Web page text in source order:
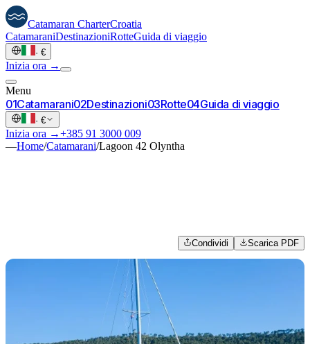
Catamaran CharterCroatia
CatamaraniDestinazioniRotteGuida di viaggio
· €
Inizia ora →
Menu
01Catamarani02Destinazioni03Rotte04Guida di viaggio
· €
Inizia ora →+385 91 3000 009
—Home/Catamarani/Lagoon 42 Olyntha
Condividi Scarica PDF